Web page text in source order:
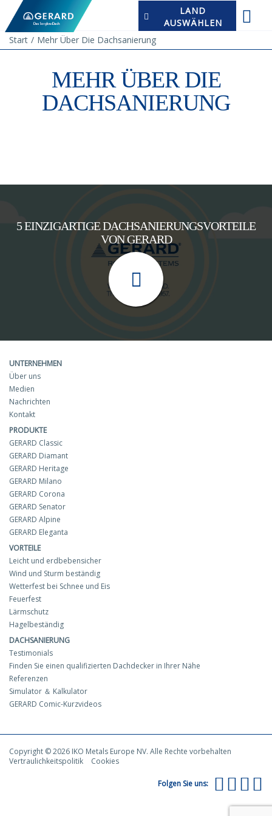
LAND
AUSWÄHLEN
Start
Mehr Über Die Dachsanierung
MEHR ÜBER DIE
DACHSANIERUNG
5 EINZIGARTIGE DACHSANIERUNGSVORTEILE
VON GERARD
UNTERNEHMEN
Über uns
Medien
Nachrichten
Kontakt
PRODUKTE
GERARD Classic
GERARD Diamant
GERARD Heritage
GERARD Milano
GERARD Corona
GERARD Senator
GERARD Alpine
GERARD Eleganta
VORTEILE
Leicht und erdbebensicher
Wind und Sturm beständig
Wetterfest bei Schnee und Eis
Feuerfest
Lärmschutz
Hagelbeständig
DACHSANIERUNG
Testimonials
Finden Sie einen qualifizierten Dachdecker in Ihrer Nähe
Referenzen
Simulator ＆ Kalkulator
GERARD Comic-Kurzvideos
Copyright © 2026 IKO Metals Europe NV. Alle Rechte vorbehalten
Vertraulichkeitspolitik
Cookies
Folgen Sie uns: